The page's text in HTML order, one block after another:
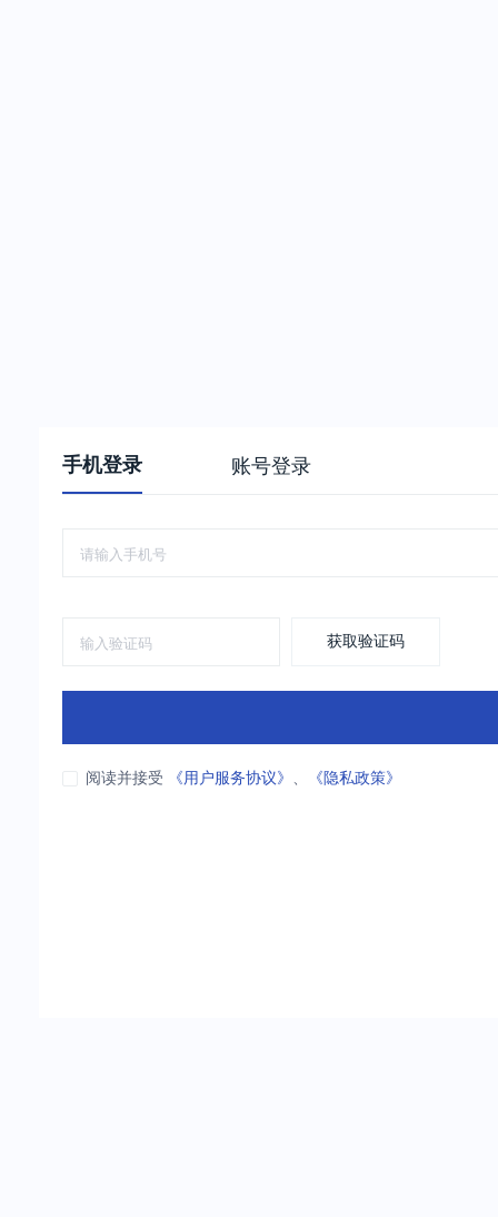
手机登录 账号登录
获取验证码
阅读并接受 《用户服务协议》 、 《隐私政策》